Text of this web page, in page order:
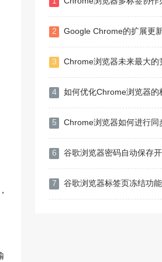
2 Google Chrome的扩展更新日
3 Chrome浏览器未来最大的竞
4 如何优化Chrome浏览器的
5 Chrome浏览器如何进行同
6 谷歌浏览器密码自动保存开启
7 谷歌浏览器标签页冻结功